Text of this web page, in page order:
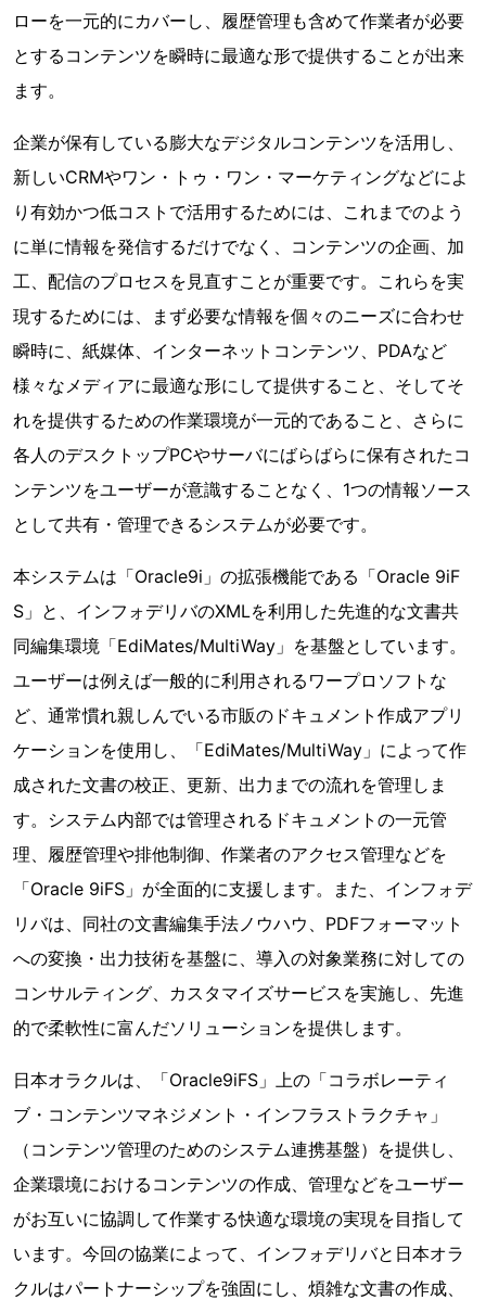
ローを一元的にカバーし、履歴管理も含めて作業者が必要
とするコンテンツを瞬時に最適な形で提供することが出来
ます。
企業が保有している膨大なデジタルコンテンツを活用し、
新しいCRMやワン・トゥ・ワン・マーケティングなどによ
り有効かつ低コストで活用するためには、これまでのよう
に単に情報を発信するだけでなく、コンテンツの企画、加
工、配信のプロセスを見直すことが重要です。これらを実
現するためには、まず必要な情報を個々のニーズに合わせ
瞬時に、紙媒体、インターネットコンテンツ、PDAなど
様々なメディアに最適な形にして提供すること、そしてそ
れを提供するための作業環境が一元的であること、さらに
各人のデスクトップPCやサーバにばらばらに保有されたコ
ンテンツをユーザーが意識することなく、1つの情報ソース
として共有・管理できるシステムが必要です。
本システムは「Oracle9i」の拡張機能である「Oracle 9iF
S」と、インフォデリバのXMLを利用した先進的な文書共
同編集環境「EdiMates/MultiWay」を基盤としています。
ユーザーは例えば一般的に利用されるワープロソフトな
ど、通常慣れ親しんでいる市販のドキュメント作成アプリ
ケーションを使用し、「EdiMates/MultiWay」によって作
成された文書の校正、更新、出力までの流れを管理しま
す。システム内部では管理されるドキュメントの一元管
理、履歴管理や排他制御、作業者のアクセス管理などを
「Oracle 9iFS」が全面的に支援します。また、インフォデ
リバは、同社の文書編集手法ノウハウ、PDFフォーマット
への変換・出力技術を基盤に、導入の対象業務に対しての
コンサルティング、カスタマイズサービスを実施し、先進
的で柔軟性に富んだソリューションを提供します。
日本オラクルは、「Oracle9iFS」上の「コラボレーティ
ブ・コンテンツマネジメント・インフラストラクチャ」
（コンテンツ管理のためのシステム連携基盤）を提供し、
企業環境におけるコンテンツの作成、管理などをユーザー
がお互いに協調して作業する快適な環境の実現を目指して
います。今回の協業によって、インフォデリバと日本オラ
クルはパートナーシップを強固にし、煩雑な文書の作成、